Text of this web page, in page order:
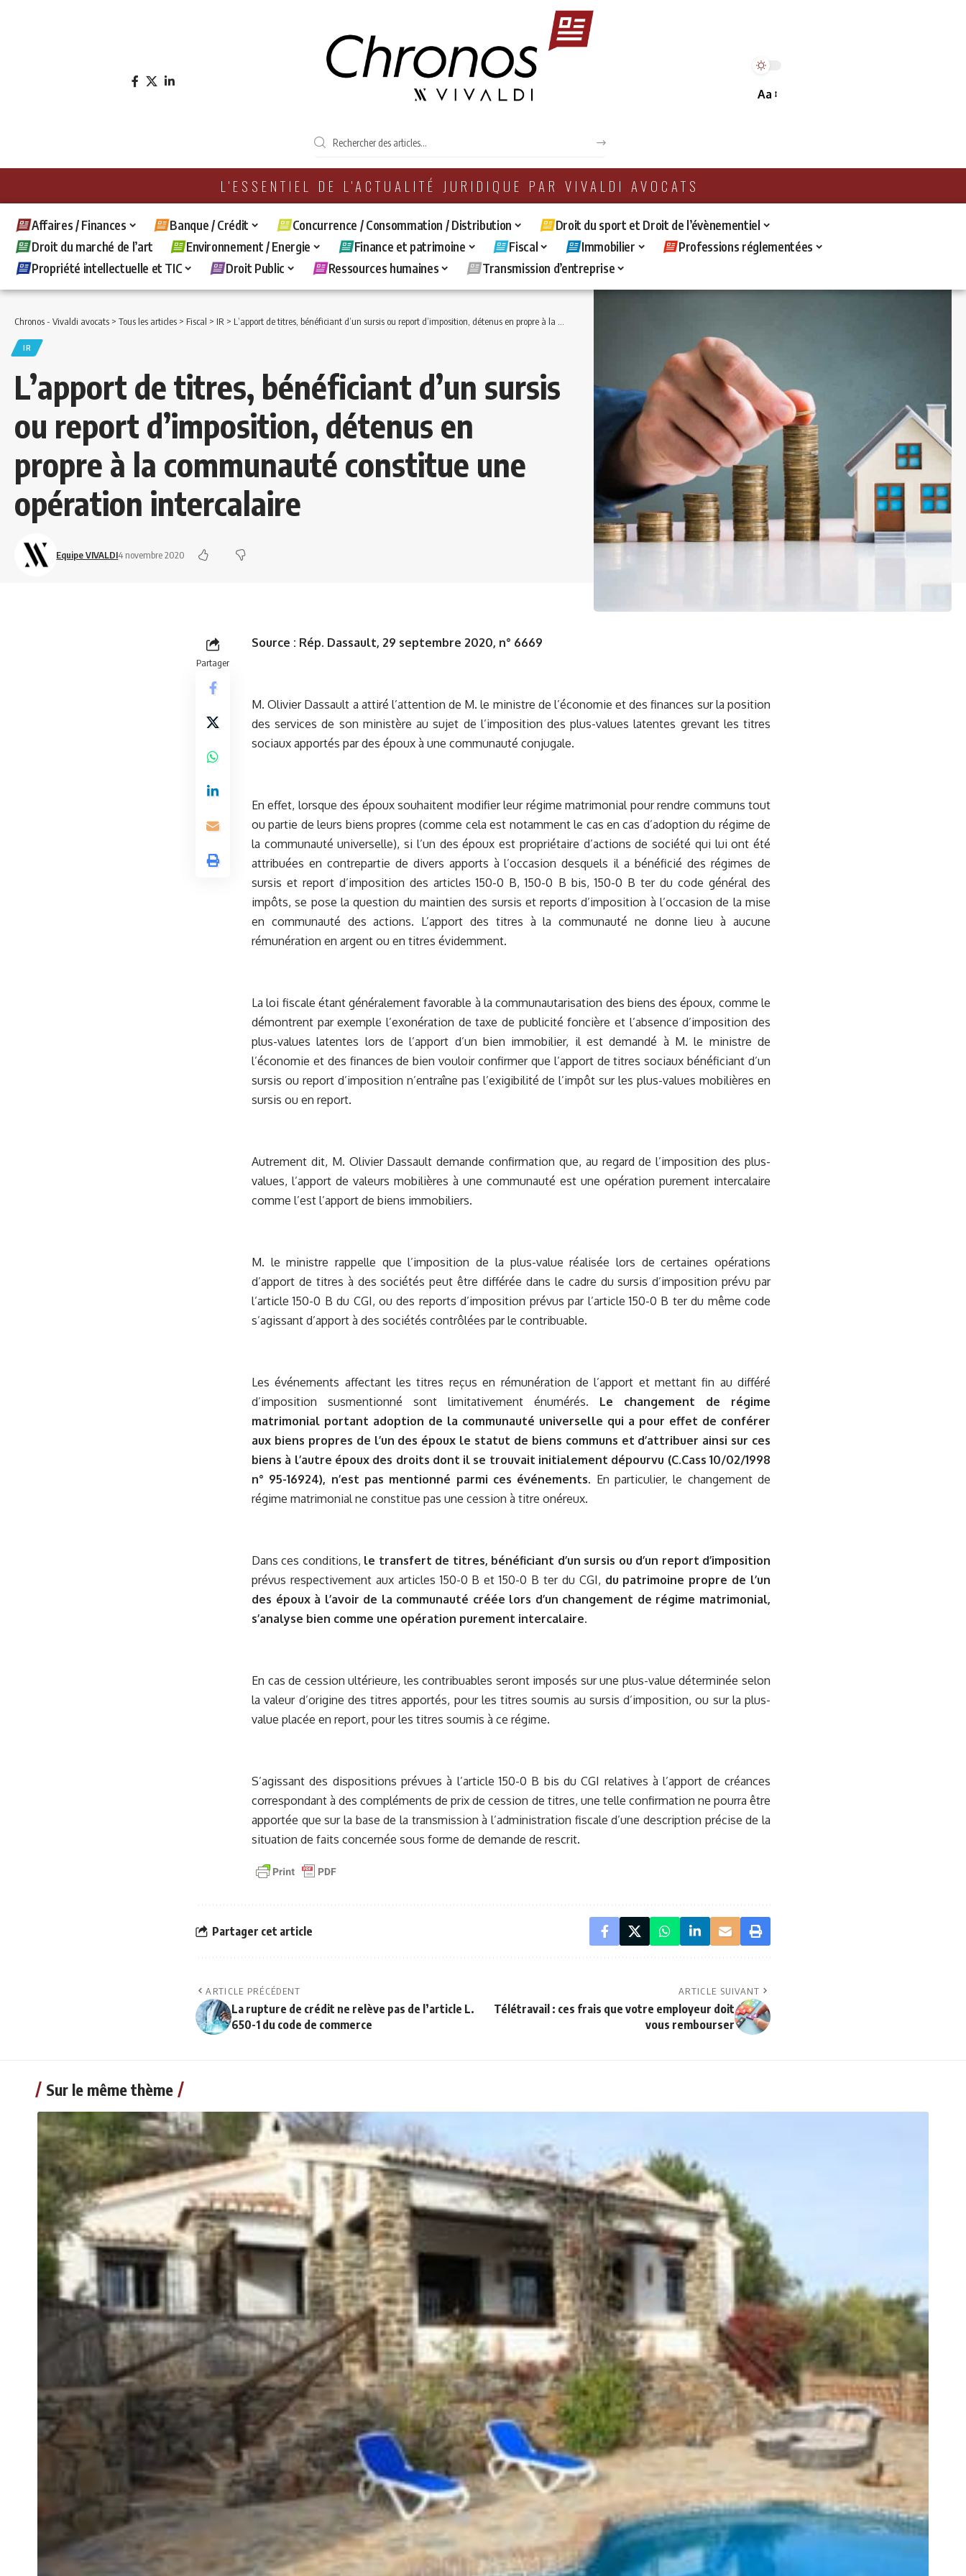
Aa
L'ESSENTIEL DE L'ACTUALITÉ JURIDIQUE PAR VIVALDI AVOCATS
Affaires / Finances Banque / Crédit Concurrence / Consommation / Distribution
Droit du sport et Droit de l’évènementiel
Droit du marché de l’art
Environnement / Energie Finance et patrimoine Fiscal Immobilier
Professions réglementées
Propriété intellectuelle et TIC
Droit Public Ressources humaines Transmission d’entreprise
Chronos - Vivaldi avocats > Tous les articles > Fiscal > IR > L’apport de titres, bénéficiant d’un sursis ou report d’imposition, détenus en propre à la communauté constitue une opération intercalaire
IR
L’apport de titres, bénéficiant d’un sursis
ou report d’imposition, détenus en
propre à la communauté constitue une
opération intercalaire
Equipe VIVALDI4 novembre 2020
Partager
Source : Rép. Dassault, 29 septembre 2020, n° 6669
M. Olivier Dassault a attiré l’attention de M. le ministre de l’économie et des finances sur la position
des services de son ministère au sujet de l’imposition des plus-values latentes grevant les titres
sociaux apportés par des époux à une communauté conjugale.
En effet, lorsque des époux souhaitent modifier leur régime matrimonial pour rendre communs tout
ou partie de leurs biens propres (comme cela est notamment le cas en cas d’adoption du régime de
la communauté universelle), si l’un des époux est propriétaire d’actions de société qui lui ont été
attribuées en contrepartie de divers apports à l’occasion desquels il a bénéficié des régimes de
sursis et report d’imposition des articles 150-0 B, 150-0 B bis, 150-0 B ter du code général des
impôts, se pose la question du maintien des sursis et reports d’imposition à l’occasion de la mise
en communauté des actions. L’apport des titres à la communauté ne donne lieu à aucune
rémunération en argent ou en titres évidemment.
La loi fiscale étant généralement favorable à la communautarisation des biens des époux, comme le
démontrent par exemple l’exonération de taxe de publicité foncière et l’absence d’imposition des
plus-values latentes lors de l’apport d’un bien immobilier, il est demandé à M. le ministre de
l’économie et des finances de bien vouloir confirmer que l’apport de titres sociaux bénéficiant d’un
sursis ou report d’imposition n’entraîne pas l’exigibilité de l’impôt sur les plus-values mobilières en
sursis ou en report.
Autrement dit, M. Olivier Dassault demande confirmation que, au regard de l’imposition des plus-
values, l’apport de valeurs mobilières à une communauté est une opération purement intercalaire
comme l’est l’apport de biens immobiliers.
M. le ministre rappelle que l’imposition de la plus-value réalisée lors de certaines opérations
d’apport de titres à des sociétés peut être différée dans le cadre du sursis d’imposition prévu par
l’article 150-0 B du CGI, ou des reports d’imposition prévus par l’article 150-0 B ter du même code
s’agissant d’apport à des sociétés contrôlées par le contribuable.
Les événements affectant les titres reçus en rémunération de l’apport et mettant fin au différé
d’imposition susmentionné sont limitativement énumérés. Le changement de régime
matrimonial portant adoption de la communauté universelle qui a pour effet de conférer
aux biens propres de l’un des époux le statut de biens communs et d’attribuer ainsi sur ces
biens à l’autre époux des droits dont il se trouvait initialement dépourvu (C.Cass 10/02/1998
n° 95-16924), n’est pas mentionné parmi ces événements. En particulier, le changement de
régime matrimonial ne constitue pas une cession à titre onéreux.
Dans ces conditions, le transfert de titres, bénéficiant d’un sursis ou d’un report d’imposition
prévus respectivement aux articles 150-0 B et 150-0 B ter du CGI, du patrimoine propre de l’un
des époux à l’avoir de la communauté créée lors d’un changement de régime matrimonial,
s’analyse bien comme une opération purement intercalaire.
En cas de cession ultérieure, les contribuables seront imposés sur une plus-value déterminée selon
la valeur d’origine des titres apportés, pour les titres soumis au sursis d’imposition, ou sur la plus-
value placée en report, pour les titres soumis à ce régime.
S’agissant des dispositions prévues à l’article 150-0 B bis du CGI relatives à l’apport de créances
correspondant à des compléments de prix de cession de titres, une telle confirmation ne pourra être
apportée que sur la base de la transmission à l’administration fiscale d’une description précise de la
situation de faits concernée sous forme de demande de rescrit.
Partager cet article
ARTICLE PRÉCÉDENT
La rupture de crédit ne relève pas de l’article L.
650-1 du code de commerce
ARTICLE SUIVANT
Télétravail : ces frais que votre employeur doit
vous rembourser
Sur le même thème